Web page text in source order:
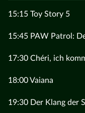
15:15 Toy Story 5
15:45 PAW Patrol:
17:30 Chéri, ich
18:00 Vaiana
19:30 Der Klang der